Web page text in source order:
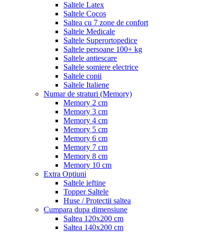
Saltele Latex
Saltele Cocos
Saltea cu 7 zone de confort
Saltele Medicale
Saltele Superortopedice
Saltele persoane 100+ kg
Saltele antiescare
Saltele somiere electrice
Saltele copii
Saltele Italiene
Numar de straturi (Memory)
Memory 2 cm
Memory 3 cm
Memory 4 cm
Memory 5 cm
Memory 6 cm
Memory 7 cm
Memory 8 cm
Memory 10 cm
Extra Optiuni
Saltele ieftine
Topper Saltele
Huse / Protectii saltea
Cumpara dupa dimensiune
Saltea 120x200 cm
Saltea 140x200 cm